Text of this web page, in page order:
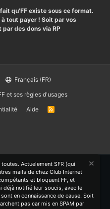
qu'FF existe sous ce format.
tout payer ! Soit par vos
des dons via RP
Français (FR)
et ses règles d'usages
Aide
R
Actuelement SFR (qui
mails de chez Club Internet
et bloquent FF, et
déjà notifié leur soucis, avec le
sont en connaissance de cause. Soit
pas car mis en SPAM par